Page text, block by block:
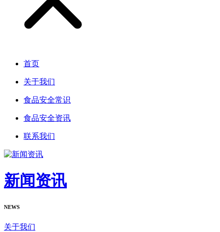
首页
关于我们
食品安全常识
食品安全资讯
联系我们
新闻资讯
NEWS
关于我们